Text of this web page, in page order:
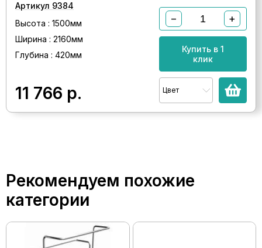
Артикул 9384
Высота : 1500мм
Ширина : 2160мм
Глубина : 420мм
11 766 р.
− +
Купить в 1
клик
Цвет
Рекомендуем похожие
категории